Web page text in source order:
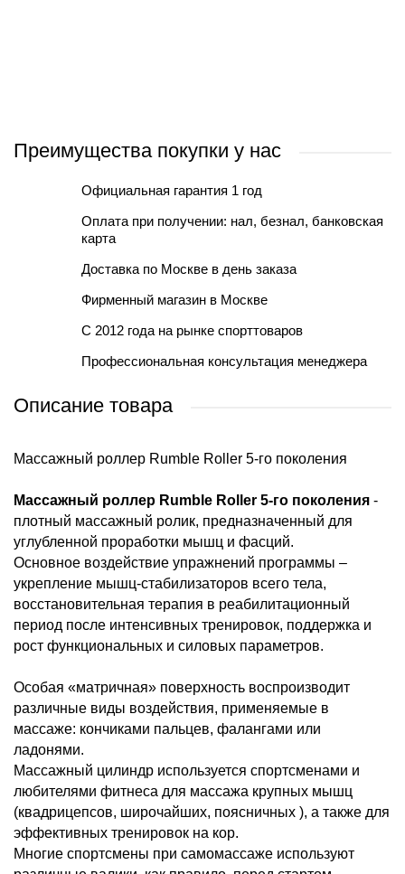
Преимущества покупки у нас
Официальная гарантия 1 год
Оплата при получении: нал, безнал, банковская
карта
Доставка по Москве в день заказа
Фирменный магазин в Москве
С 2012 года на рынке спорттоваров
Профессиональная консультация менеджера
Описание товара
Массажный роллер Rumble Roller 5-го поколения
Массажный роллер Rumble Roller 5-го поколения -
плотный массажный ролик, предназначенный для
углубленной проработки мышц и фасций.
Основное воздействие упражнений программы –
укрепление мышц-стабилизаторов всего тела,
восстановительная терапия в реабилитационный
период после интенсивных тренировок, поддержка и
рост функциональных и силовых параметров.
Особая «матричная» поверхность воспроизводит
различные виды воздействия, применяемые в
массаже: кончиками пальцев, фалангами или
ладонями.
Массажный цилиндр используется спортсменами и
любителями фитнеса для массажа крупных мышц
(квадрицепсов, широчайших, поясничных ), а также для
эффективных тренировок на кор.
Многие спортсмены при самомассаже используют